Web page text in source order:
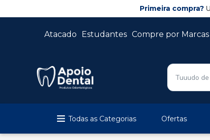
Primeira compra?
Atacado Estudantes Compre por Marcas
Todas as Categorias Ofertas